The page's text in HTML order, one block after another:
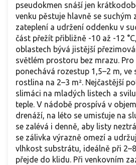
pseudokmen snáší jen
venku pěstuje hlavně se suchým
zateplení a udržení oddenku v
část přežít přibližně -10 až -12
oblastech bývá jistější
světlém prostoru bez mrazu.
ponechává rozestup 1,5–2 m, ve
rostlina na 2–3 m². Nejčastější
slimáci na mladých listech a
teple. V nádobě prospívá v
drenáží, na léto se umisťuje na
se zalévá i denně, aby listy
se zálivka výrazně omezí a
vlhkost substrátu, ideálně při
přejde do klidu. Při venkovním